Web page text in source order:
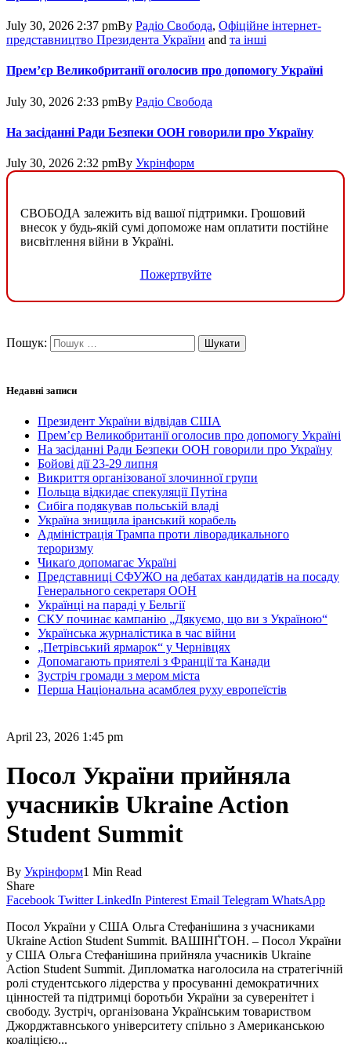
July 30, 2026 2:37 pmBy Радіо Свобода, Офіційне інтернет-
представництво Президента України and та інші
Прем’єр Великобританії оголосив про допомогу Україні
July 30, 2026 2:33 pmBy Радіо Свобода
На засіданні Ради Безпеки ООН говорили про Україну
July 30, 2026 2:32 pmBy Укрінформ
СВОБОДА залежить від вашої підтримки. Грошовий
внесок у будь-якій сумі допоможе нам оплатити постійне
висвітлення війни в Україні.
Пожертвуйте
Пошук:
Недавні записи
Президент України відвідав США
Прем’єр Великобританії оголосив про допомогу Україні
На засіданні Ради Безпеки ООН говорили про Україну
Бойові дії 23-29 липня
Викриття організованої злочинної групи
Польща відкидає спекуляції Путіна
Сибіга подякував польській владі
Україна знищила іранський корабель
Адміністрація Трампа проти ліворадикального
тероризму
Чикаґо допомагає Україні
Представниці СФУЖО на дебатах кандидатів на посаду
Генерального секретаря ООН
Українці на параді у Бельгії
СКУ починає кампанію „Дякуємо, що ви з Україною“
Українська журналістика в час війни
„Петрівський ярмарок“ у Чернівцях
Допомагають приятелі з Франції та Канади
Зустріч громади з мером міста
Перша Національна асамблея руху европеїстів
April 23, 2026 1:45 pm
Посол України прийняла
учасників Ukraine Action
Student Summit
By Укрінформ1 Min Read
Share
Facebook Twitter LinkedIn Pinterest Email Telegram WhatsApp
Посол України у США Ольга Стефанішина з учасниками
Ukraine Action Student Summit. ВАШІНҐТОН. – Посол України
у США Ольга Стефанішина прийняла учасників Ukraine
Action Student Summit. Дипломатка наголосила на стратегічній
ролі студентського лідерства у просуванні демократичних
цінностей та підтримці боротьби України за суверенітет і
свободу. Зустріч, організована Українським товариством
Джорджтавн­ського університету спільно з Американською
коаліцією...